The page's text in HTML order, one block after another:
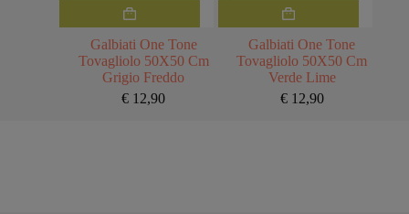
Galbiati One Tone
Tovagliolo 50X50 Cm
Grigio Freddo
€ 12,90
Galbiati One Tone
Tovagliolo 50X50 Cm
Verde Lime
€ 12,90